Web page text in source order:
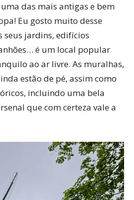
das mais antigas e bem
Eu gosto muito desse
seus jardins, edifícios
é um local popular
ao ar livre. As muralhas,
estão de pé, assim como
incluindo uma bela
que com certeza vale a